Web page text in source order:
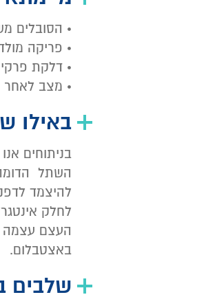
• הסובלים
• פריקה
• דלקת
• מצב
באילו
בניתוחים
השתל הדומה
להיצמד
לחלק
העצם עצמה
באצטבלום.
שלבים